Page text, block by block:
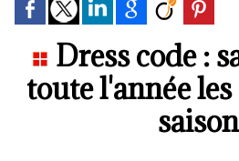
Dress code :
toute l'année